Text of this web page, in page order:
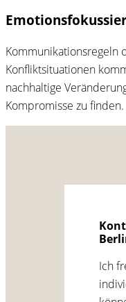
Kommunikationsregeln
Konfliktsituationen
nachhaltige
Kompromisse zu finden.
Ich